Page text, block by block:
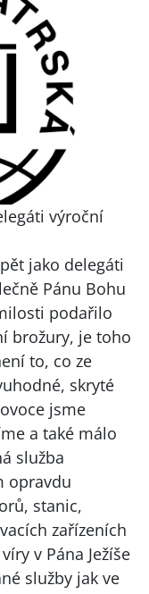
výroční
jako delegáti
Pánu Bohu
podařilo
brožury, je toho
to, co ze
skryté
jsme
a také málo
služba
opravdu
stanic,
zařízeních
v Pána Ježíše
služby jak ve